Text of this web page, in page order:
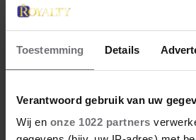
Toestemming Details
Verantwoord gebruik van uw
Wij en onze 1022 partners